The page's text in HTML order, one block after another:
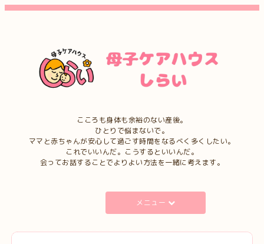
こころも身体も余裕のない産後。
ひとりで悩まないで。
ママと赤ちゃんが安心して過ごす時間をなるべく多くしたい。
これでいいんだ。こうするといいんだ。
会ってお話することでよりよい方法を一緒に考えます。
メニュー